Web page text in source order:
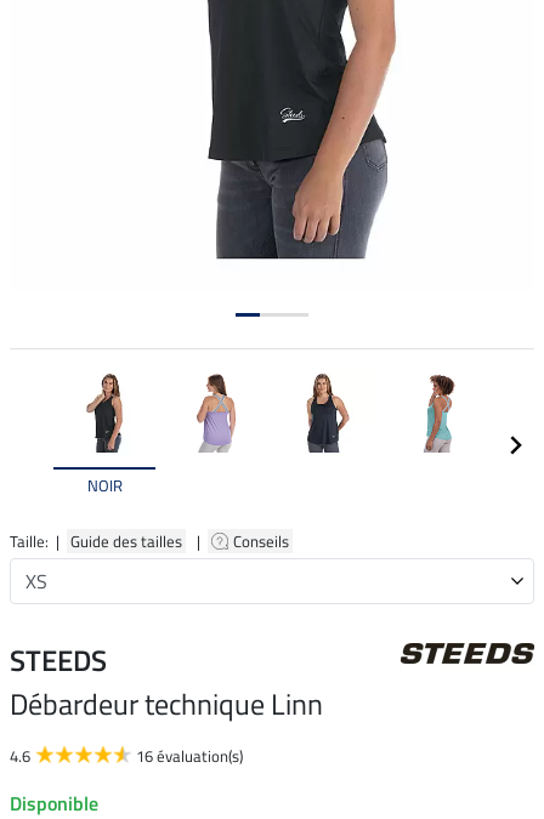
NOIR
Taille: | Guide des tailles | Conseils
STEEDS
Débardeur technique Linn
4.6 16 évaluation(s)
Disponible